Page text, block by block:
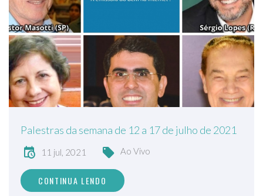
Palestras da semana de 12 a 17 de julho de 2021
11 jul, 2021 Ao Vivo
CONTINUA LENDO